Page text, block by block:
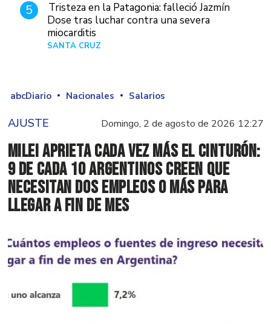
5
Tristeza en la Patagonia: falleció Jazmín
Dose tras luchar contra una severa
miocarditis
SANTA CRUZ
abcDiario Nacionales Salarios
AJUSTE Domingo, 2 de agosto de 2026 12:27
Milei aprieta cada vez más el cinturón:
9 de cada 10 argentinos creen que
necesitan dos empleos o más para
llegar a fin de mes